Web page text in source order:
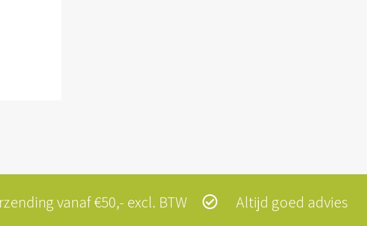
vanaf €50,- excl. BTW Altijd goed advies